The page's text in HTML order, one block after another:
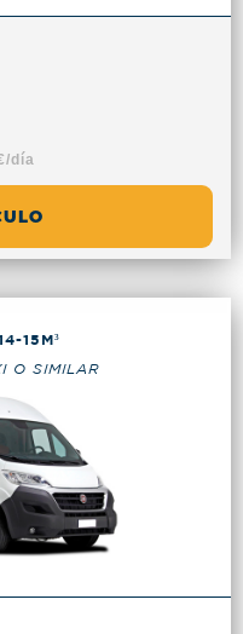
día
15M³
O SIMILAR